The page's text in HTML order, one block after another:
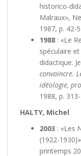
historico-
Malraux»,
1987, p. 42-
1988 : «Le
spéculaire
didactique. J
convaincre.
idéologie,
1988, p.
HALTY, Michel
2003 : «Les
(1922-
printemps